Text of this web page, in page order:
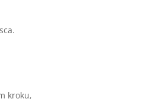
kroku,